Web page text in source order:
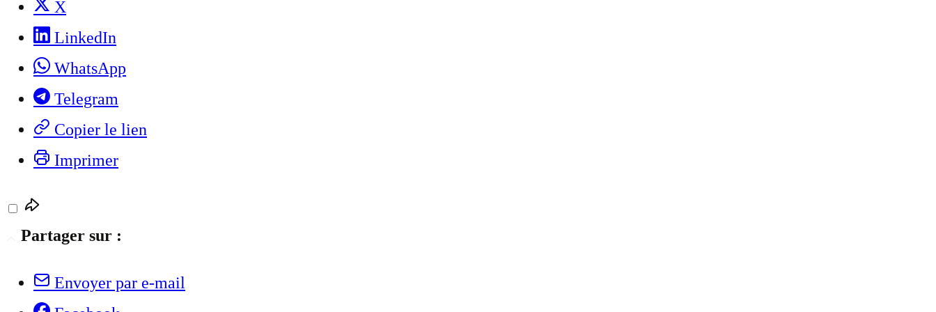
X
LinkedIn
WhatsApp
Telegram
Copier le lien
Imprimer
Partager sur :
Envoyer par e-mail